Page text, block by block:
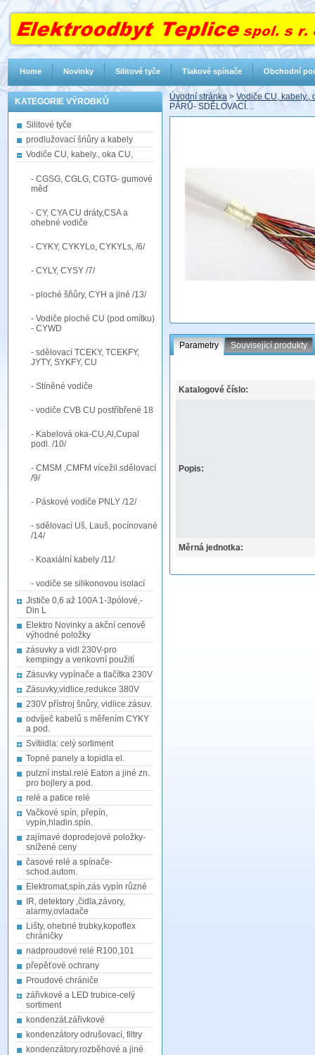
KATEGORIE VÝROBKŮ
Silitové tyče
prodlužovací šńůry a kabely
Vodiče CU, kabely., oka CU,
- CGSG, CGLG, CGTG- gumové
měď
- CY, CYA CU dráty,CSA a
ohebné vodiče
- CYKY, CYKYLo, CYKYLs, /6/
- CYLY, CYSY /7/
- ploché šňůry, CYH a jiné /13/
- Vodiče ploché CU (pod omítku)
- CYWD
- sdělovací TCEKY, TCEKFY,
JYTY, SYKFY, CU
- Stíněné vodiče
- vodiče CVB CU postříbřené 18
- Kabelová oka-CU,Al,Cupal
podl. /10/
- CMSM ,CMFM vícežil.sdělovací
/9/
- Páskové vodiče PNLY /12/
- sdělovací Uš, Lauš, pocínované
/14/
- Koaxiální kabely /11/
- vodiče se silikonovou isolací
Jističe 0,6 až 100A 1-3pólové,-
Din L
Elektro Novinky a akční cenově
výhodné položky
zásuvky a vidl 230V-pro
kempingy a venkovní použití
Zásuvky vypínače a tlačítka 230V
Zásuvky,vidlice,redukce 380V
230V přístroj šnůry, vidlice.zásuv.
odvíječ kabelů s měřením CYKY
a pod.
Svítiidla: celý sortiment
Topné panely a topidla el.
pulzní instal.relé Eaton a jiné zn.
pro bojlery a pod.
relé a patice relé
Vačkové spín, přepín,
vypín,hladin.spín.
zajímavé doprodejové položky-
snížené ceny
časové relé a spínače-
schod.autom.
Elektromat,spín,zás vypín různé
IR, detektory ,čidla,závory,
alarmy,ovladače
Lišty, ohebné trubky,kopoflex
chráničky
nadproudové relé R100,101
přepěťové ochrany
Proudové chrániče
zářivkové a LED trubice-celý
sortiment
kondenzát.zářivkové
kondenzátory odrušovací, filtry
kondenzátory.rozběhové a jiné
Úvodní stránka > Vodiče CU, kabely.,
PÁRŮ- SDĚLOVACÍ…
Parametry Související produkty
Katalogové číslo:
Popis:
Měrná jednotka:
Home Novinky Silitové tyče Tlakové spínače Obchodní